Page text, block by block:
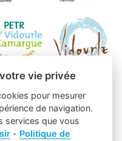
vie privée
pour mesurer
de navigation.
services que vous
- Politique de